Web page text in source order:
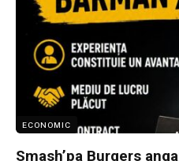
ECONOMIC
Smash’pa Burgers